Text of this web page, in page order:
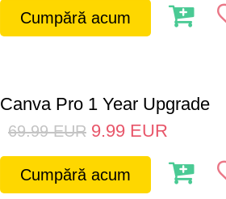
Cumpără acum
Canva Pro 1 Year Upgrade
69.99 EUR 9.99 EUR
Cumpără acum